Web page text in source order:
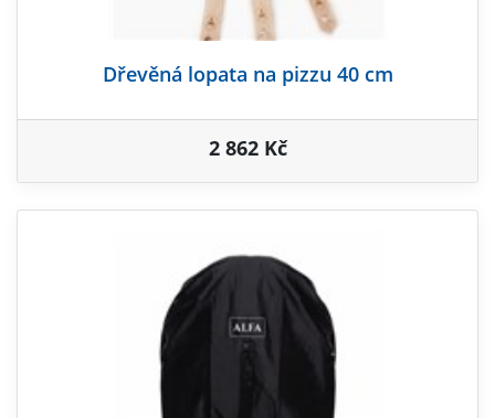
Dřevěná lopata na pizzu 40 cm
2 862 Kč